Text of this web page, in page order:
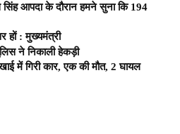
सिंह आपदा के दौरान हमने सुना कि 194
हों : मुख्यमंत्री
ने निकाली हेकड़ी
में गिरी कार, एक की मौत, 2 घायल